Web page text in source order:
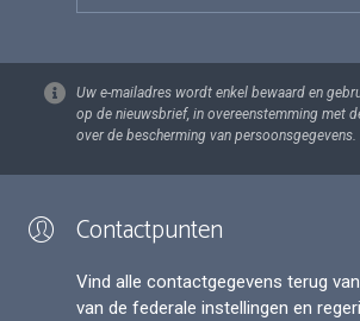
Uw e-mailadres wordt enkel bewaard en
op de nieuwsbrief, in overeenstemming met
over de bescherming van persoonsgegevens.
Contactpunten
Vind alle contactgegevens terug
van de federale instellingen en